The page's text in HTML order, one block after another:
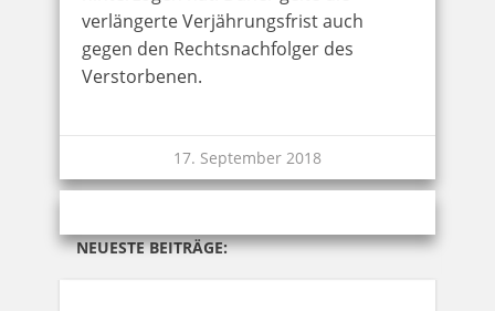
NEUESTE BEITRÄGE:
verlängerte Verjährungsfrist auch
gegen den Rechtsnachfolger des
Verstorbenen.
17. September 2018